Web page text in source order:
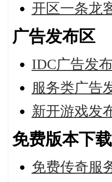
开区一条龙
广告发布区
IDC广告发布
服务类广告
新开游戏发
免费版本下
免费传奇服